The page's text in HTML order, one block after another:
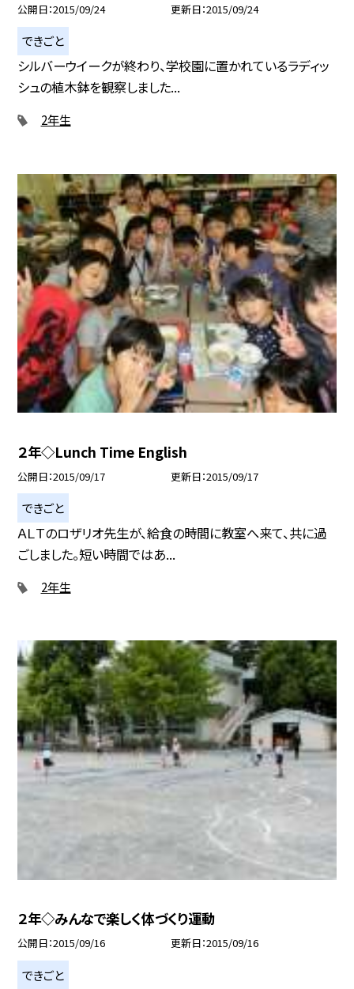
公開日 2015/09/24 更新日 2015/09/24
できごと
シルバーウイークが終わり、学校園に置かれているラディッ
シュの植木鉢を観察しました...
2年生
２年◇Lunch Time English
公開日 2015/09/17 更新日 2015/09/17
できごと
ＡＬＴのロザリオ先生が、給食の時間に教室へ来て、共に過
ごしました。短い時間ではあ...
2年生
２年◇みんなで楽しく体づくり運動
公開日 2015/09/16 更新日 2015/09/16
できごと